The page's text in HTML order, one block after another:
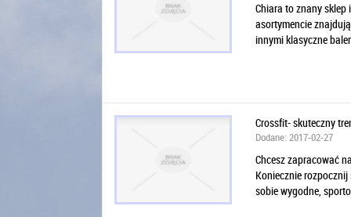
Chiara to znany sklep
asortymencie
innymi klasyczne
Crossfit- skuteczny
Dodane: 2017-02-27
Chcesz zapracować
Koniecznie
sobie wygodne,